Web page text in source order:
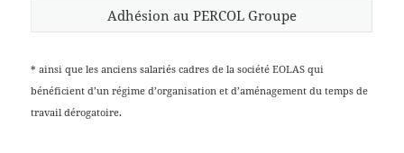
Adhésion au PERCOL Groupe
* ainsi que les anciens salariés cadres de la société EOLAS qui
bénéficient d’un régime d’organisation et d’aménagement du temps de
travail dérogatoire.